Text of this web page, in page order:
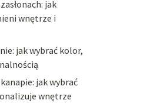
jak
wnętrze i
jak wybrać kolor,
jak wybrać
wnętrze